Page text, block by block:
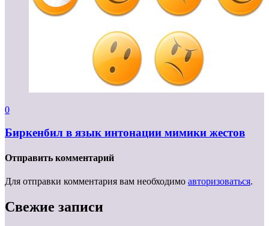
0
Биркенбил в язык интонации мимики жестов
Отправить комментарий
Для отправки комментария вам необходимо авторизоваться.
Свежие записи